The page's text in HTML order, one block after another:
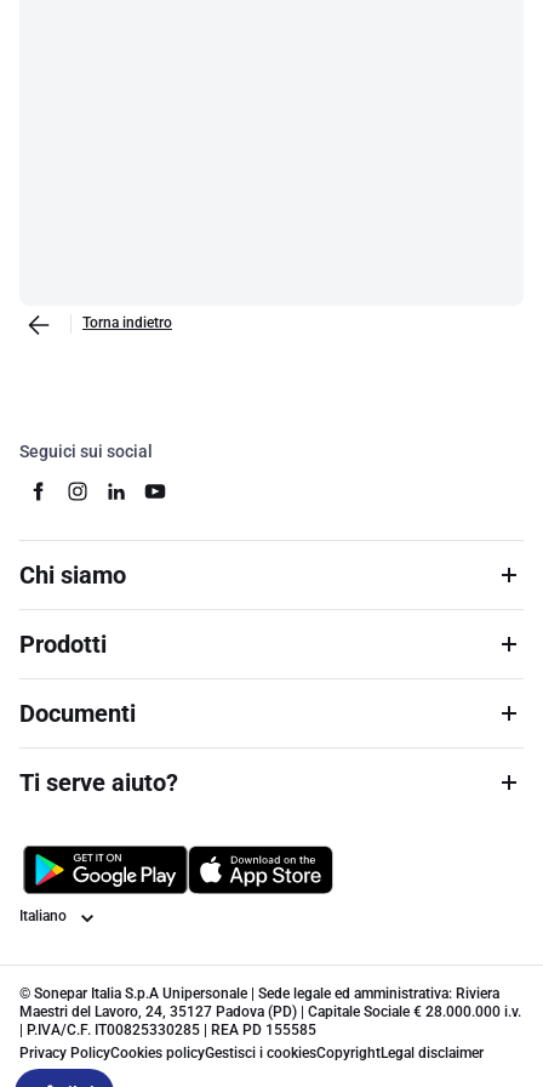
Torna indietro
Seguici sui social
Chi siamo
Prodotti
Documenti
Ti serve aiuto?
Lingua
© Sonepar Italia S.p.A Unipersonale | Sede legale ed amministrativa: Riviera
Maestri del Lavoro, 24, 35127 Padova (PD) | Capitale Sociale € 28.000.000 i.v.
| P.IVA/C.F. IT00825330285 | REA PD 155585
Privacy PolicyCookies policyGestisci i cookiesCopyrightLegal disclaimer